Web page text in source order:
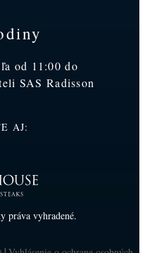
od 11:00 do
SAS Radisson
AJ:
práva vyhradené.